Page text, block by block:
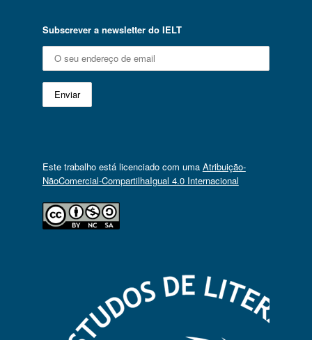
Subscrever a newsletter do IELT
Este trabalho está licenciado com uma Atribuição-
NãoComercial-CompartilhaIgual 4.0 Internacional